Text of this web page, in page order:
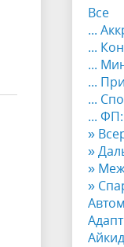
Все
...
...
...
...
...
...
»
»
»
»